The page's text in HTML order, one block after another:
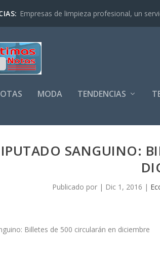
Empresas de limpieza profesional, un
MODA TENDENCIAS
SANGUINO:
Publicado por | Dic 1, 2016 |